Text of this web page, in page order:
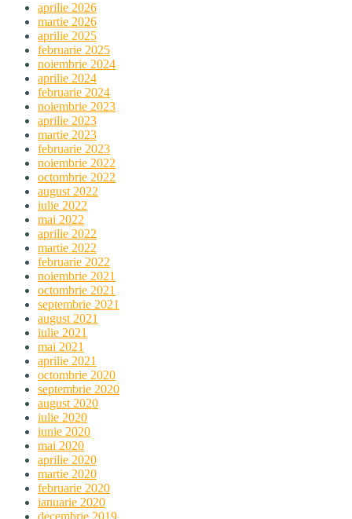
aprilie 2026
martie 2026
aprilie 2025
februarie 2025
noiembrie 2024
aprilie 2024
februarie 2024
noiembrie 2023
aprilie 2023
martie 2023
februarie 2023
noiembrie 2022
octombrie 2022
august 2022
iulie 2022
mai 2022
aprilie 2022
martie 2022
februarie 2022
noiembrie 2021
octombrie 2021
septembrie 2021
august 2021
iulie 2021
mai 2021
aprilie 2021
octombrie 2020
septembrie 2020
august 2020
iulie 2020
iunie 2020
mai 2020
aprilie 2020
martie 2020
februarie 2020
ianuarie 2020